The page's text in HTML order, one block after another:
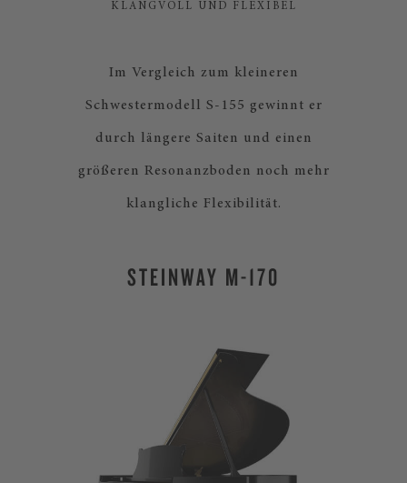
KLANGVOLL UND FLEXIBEL
Im Vergleich zum kleineren
Schwestermodell S-155 gewinnt er
durch längere Saiten und einen
größeren Resonanzboden noch mehr
klangliche Flexibilität.
STEINWAY M-170